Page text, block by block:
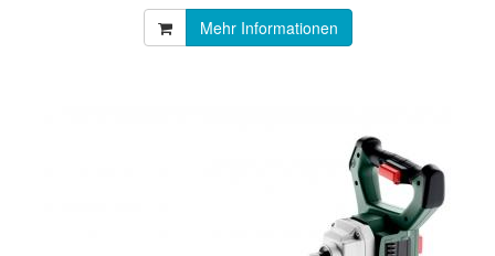
Mehr Informationen